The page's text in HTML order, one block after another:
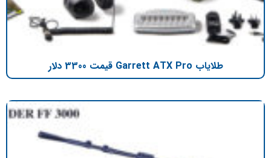
طلایاب Garrett ATX Pro قیمت 3300 دلار